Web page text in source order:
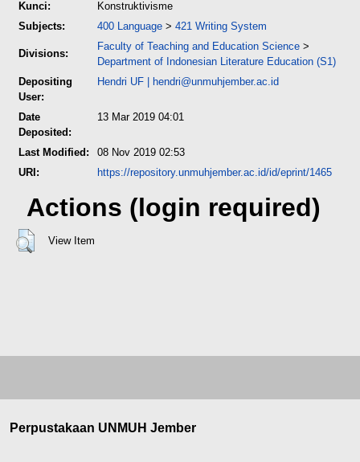
Kunci:
Konstruktivisme
Subjects:
400 Language > 421 Writing System
Divisions:
Faculty of Teaching and Education Science >
Department of Indonesian Literature Education (S1)
Depositing
User:
Hendri UF | hendri@unmuhjember.ac.id
Date
Deposited:
13 Mar 2019 04:01
Last Modified:
08 Nov 2019 02:53
URI:
https://repository.unmuhjember.ac.id/id/eprint/1465
Actions (login required)
View Item
Perpustakaan UNMUH Jember